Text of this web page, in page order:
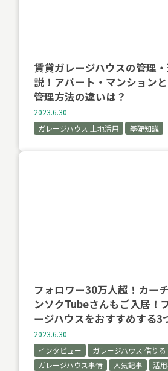
賃貸ガレージハウスの管理
説！アパート・マンション
管理方法の違いは？
2023.6.30
ガレージハウス 土地活用
基礎知識
フォロワー30万人超！カー
ンソクTubeさんもご入居！
ージハウスをおすすめする3
2023.6.30
インタビュー
ガレージハウス 借りる
ガレージハウス事情
人気記事
活